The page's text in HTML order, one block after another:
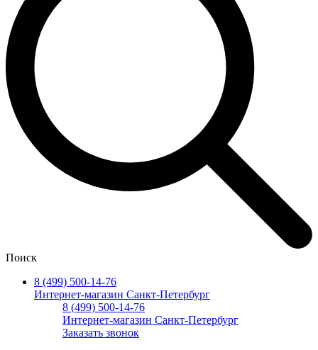
Поиск
8 (499) 500-14-76
Интернет-магазин Санкт-Петербург
8 (499) 500-14-76
Интернет-магазин Санкт-Петербург
Заказать звонок